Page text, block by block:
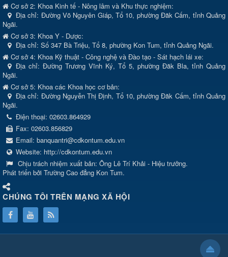
Cơ sở 2: Khoa Kinh tế - Nông lâm và Khu thực nghiệm:
Địa chỉ: Đường Võ Nguyên Giáp, Tổ 10, phường Đăk Cấm, tỉnh Quảng
Ngãi.
Cơ sở 3: Khoa Y - Dược:
Địa chỉ: Số 347 Bà Triệu, Tổ 8, phường Kon Tum, tỉnh Quảng Ngãi.
Cơ sở 4: Khoa Kỹ thuật - Công nghệ và Đào tạo - Sát hạch lái xe:
Địa chỉ: Đường Trương Vĩnh Ký, Tổ 5, phường Đăk Bla, tỉnh Quảng
Ngãi.
Cơ sở 5: Khoa các Khoa học cơ bản:
Địa chỉ: Đường Nguyễn Thị Định, Tổ 10, phường Đăk Cấm, tỉnh Quảng
Ngãi.
Điện thoại: 02603.864929
Fax: 02603.856829
Email: banquantri@cdkontum.edu.vn
Website: http://cdkontum.edu.vn
Chịu trách nhiệm xuất bản: Ông Lê Trí Khải - Hiệu trưởng.
Phát triển bởi Trường Cao đẳng Kon Tum.
CHÚNG TÔI TRÊN MẠNG XÃ HỘI